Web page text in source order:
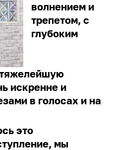
волнением и
трепетом, с
глубоким
искренне и
в голосах и на
это
мы